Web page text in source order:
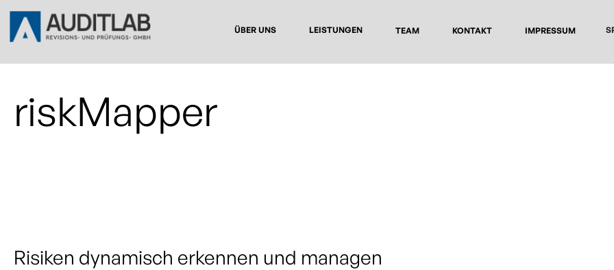
ÜBER UNS LEISTUNGEN TEAM KONTAKT IMPRESSUM
riskMapper
Risiken dynamisch erkennen und managen